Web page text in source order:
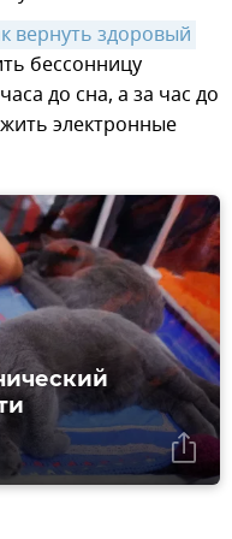
вернуть здоровый
бессонницу
до сна, а за час до
электронные